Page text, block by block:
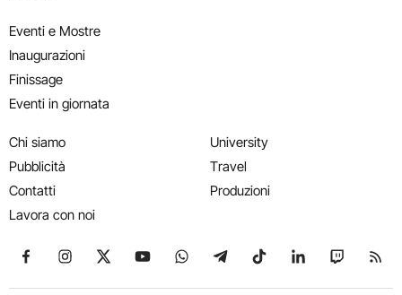
Eventi e Mostre
Inaugurazioni
Finissage
Eventi in giornata
Chi siamo
Pubblicità
Contatti
Lavora con noi
University
Travel
Produzioni
Seguici su Facebook
Seguici su Instagram
Seguici su X
Seguici su YouTube
Seguici su WhatsApp
Seguici su Telegram
Seguici su TikTok
Seguici su
Seguici